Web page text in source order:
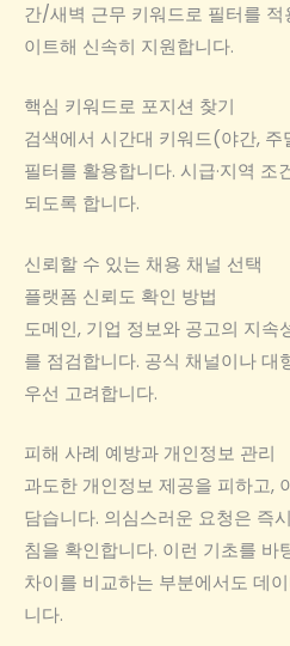
간/새벽 근무 키워드로 필터를 적
이트해 신속히 지원합니다.
핵심 키워드로 포지션 찾기
검색에서 시간대 키워드(야간,
필터를 활용합니다. 시급·지역 조
되도록 합니다.
신뢰할 수 있는 채용 채널 선택
플랫폼 신뢰도 확인 방법
도메인, 기업 정보와 공고의 지속
를 점검합니다. 공식 채널이나 대
우선 고려합니다.
피해 사례 예방과 개인정보 관리
과도한 개인정보 제공을 피하고,
담습니다. 의심스러운 요청은 즉
침을 확인합니다. 이런 기초를 바
차이를 비교하는 부분에서도 데
니다.